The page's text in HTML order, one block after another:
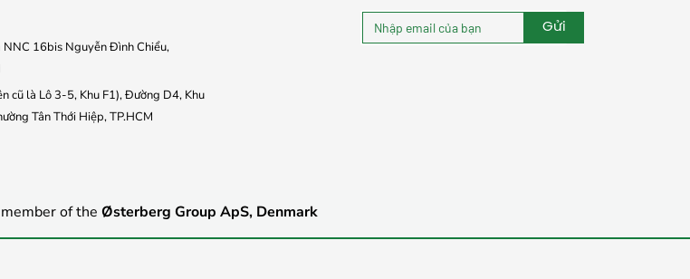
NNC 16bis Nguyễn Đình Chiểu,
cũ là Lô 3-5, Khu F1), Đường D4, Khu
Tân Thới Hiệp, TP.HCM
Gửi
of the Østerberg Group ApS, Denmark